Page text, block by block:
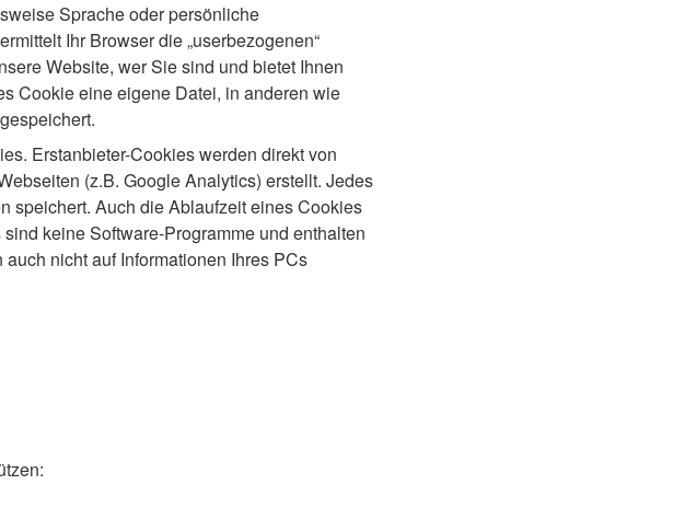
Sprache oder persönliche
Ihr Browser die „userbezogenen“
Website, wer Sie sind und bietet Ihnen
Cookie eine eigene Datei, in anderen wie
Erstanbieter-Cookies werden direkt von
(z.B. Google Analytics) erstellt. Jedes
speichert. Auch die Ablaufzeit eines Cookies
keine Software-Programme und enthalten
nicht auf Informationen Ihres PCs